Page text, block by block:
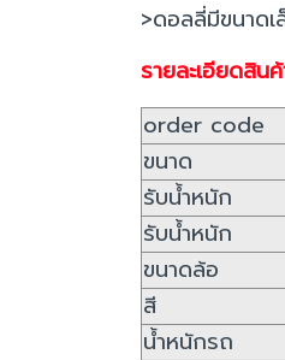
>ดอลลี่มีขนาด
รายละเอียดสิน
order code
ขนาด
รับน้ำหนัก
รับน้ำหนัก
ขนาดล้อ
สี
น้ำหนักรถ